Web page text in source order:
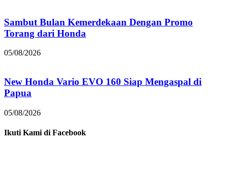
Sambut Bulan Kemerdekaan Dengan Promo
Torang dari Honda
05/08/2026
New Honda Vario EVO 160 Siap Mengaspal di
Papua
05/08/2026
Ikuti Kami di Facebook